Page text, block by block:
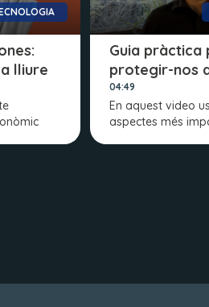
lliure
Guia pràctica
protegir-nos
04:49
En aquest video
aspectes més